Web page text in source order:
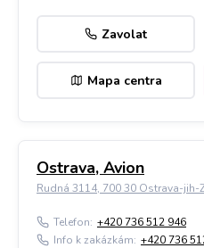
Zavolat
Mapa centra
Ostrava, Avion
Rudná 3114, 700 30 Ostrava-jih-
Telefon: +420 736 512 946
Info k zakázkám: +420 736